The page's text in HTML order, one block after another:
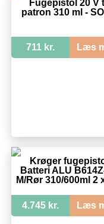
Fugepistol 20 V
patron 310 ml -
711 kr. Læs
Krøger
Batteri ALU
M/Rør 310/600ml 2
4.745 kr. Læs